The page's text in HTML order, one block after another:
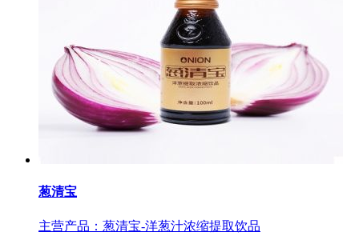
葱清宝
主营产品：葱清宝-洋葱汁浓缩提取饮品